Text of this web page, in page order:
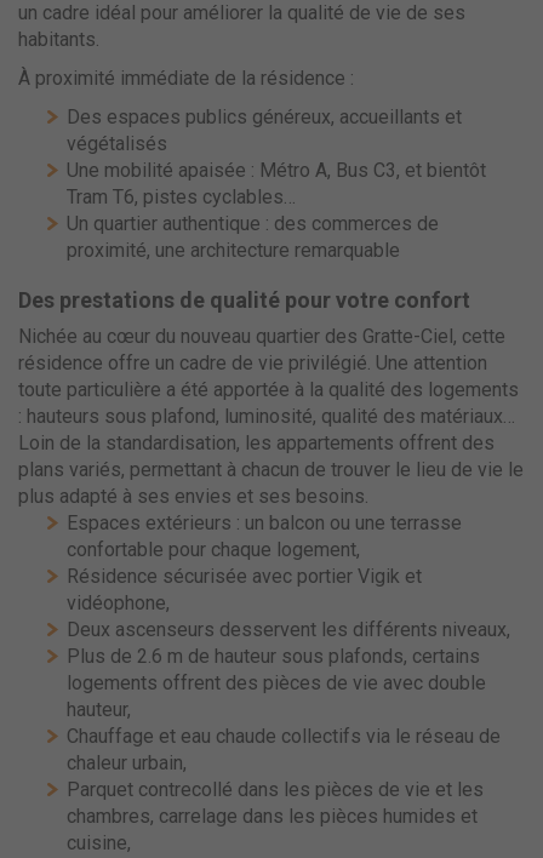
un cadre idéal pour améliorer la qualité de vie de ses
habitants.
À proximité immédiate de la résidence :
Des espaces publics généreux, accueillants et
végétalisés
Une mobilité apaisée : Métro A, Bus C3, et bientôt
Tram T6, pistes cyclables…
Un quartier authentique : des commerces de
proximité, une architecture remarquable
Des prestations de qualité pour votre confort
Nichée au cœur du nouveau quartier des Gratte-Ciel, cette
résidence offre un cadre de vie privilégié. Une attention
toute particulière a été apportée à la qualité des logements
: hauteurs sous plafond, luminosité, qualité des matériaux…
Loin de la standardisation, les appartements offrent des
plans variés, permettant à chacun de trouver le lieu de vie le
plus adapté à ses envies et ses besoins.
Espaces extérieurs : un balcon ou une terrasse
confortable pour chaque logement,
Résidence sécurisée avec portier Vigik et
vidéophone,
Deux ascenseurs desservent les différents niveaux,
Plus de 2.6 m de hauteur sous plafonds, certains
logements offrent des pièces de vie avec double
hauteur,
Chauffage et eau chaude collectifs via le réseau de
chaleur urbain,
Parquet contrecollé dans les pièces de vie et les
chambres, carrelage dans les pièces humides et
cuisine,